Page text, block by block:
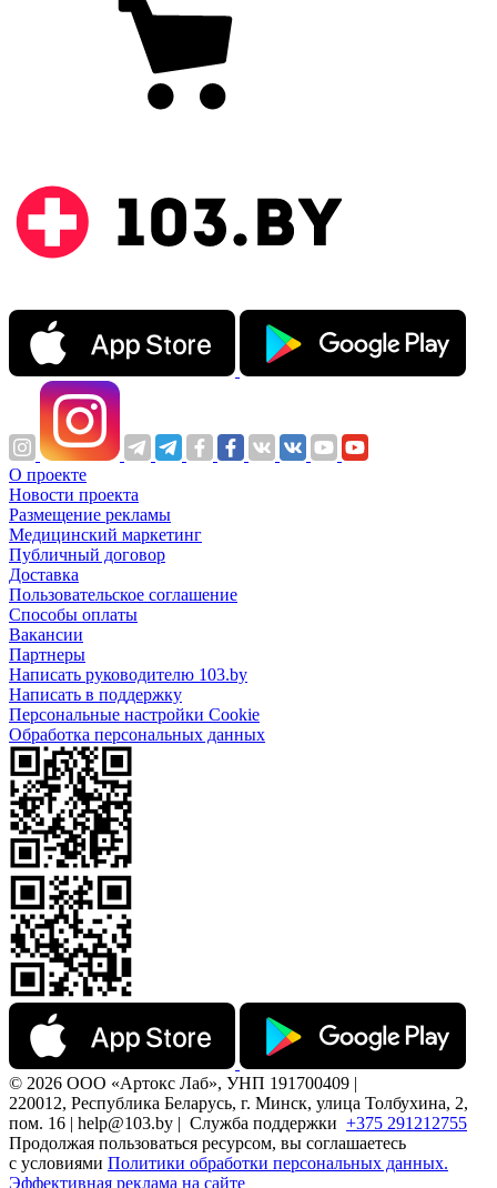
О проекте
Новости проекта
Размещение рекламы
Медицинский маркетинг
Публичный договор
Доставка
Пользовательское соглашение
Способы оплаты
Вакансии
Партнеры
Написать руководителю 103.by
Написать в поддержку
Персональные настройки Cookie
Обработка персональных данных
© 2026 ООО «Артокс Лаб», УНП 191700409 |
220012, Республика Беларусь, г. Минск, улица Толбухина, 2,
пом. 16 | help@103.by | Служба поддержки +375 291212755
Продолжая пользоваться ресурсом, вы соглашаетесь
с условиями Политики обработки персональных данных.
Эффективная реклама на сайте